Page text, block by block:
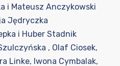
i Mateusz Anczykowski
Jędryczka
i Huber Stadnik
, Olaf Ciosek,
Linke, Iwona Cymbalak,